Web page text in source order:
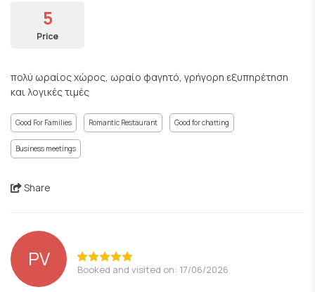
5
Price
πολύ ωραίος χώρος, ωραίο φαγητό, γρήγορη εξυπηρέτηση
και λογικές τιμές
Good For Families Romantic Restaurant Good for chatting
Business meetings
Share
PV Booked and visited on: 17/06/2026